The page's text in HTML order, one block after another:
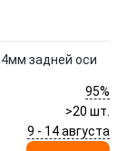
задней оси
95%
>20 шт.
9 - 14 августа